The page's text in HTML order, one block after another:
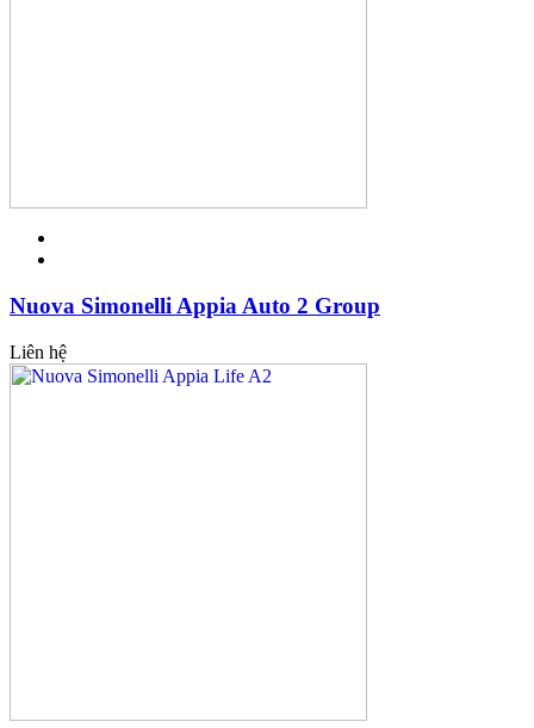
Nuova Simonelli Appia Auto 2 Group
Liên hệ